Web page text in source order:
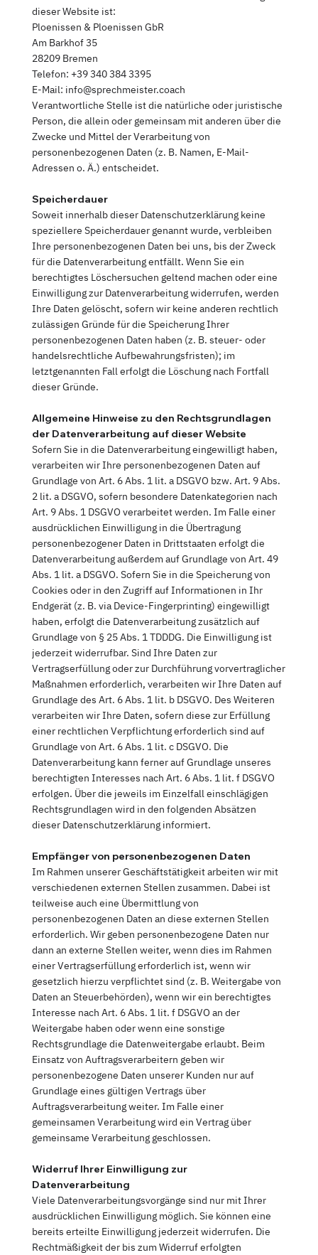
dieser Website ist:
Ploenissen & Ploenissen GbR
Am Barkhof 35
28209 Bremen
Telefon: +39 340 384 3395
E-Mail: info@sprechmeister.coach
Verantwortliche Stelle ist die natürliche oder juristische
Person, die allein oder gemeinsam mit anderen über die
Zwecke und Mittel der Verarbeitung von
personenbezogenen Daten (z. B. Namen, E-Mail-
Adressen o. Ä.) entscheidet.
Speicherdauer
Soweit innerhalb dieser Datenschutzerklärung keine
speziellere Speicherdauer genannt wurde, verbleiben
Ihre personenbezogenen Daten bei uns, bis der Zweck
für die Datenverarbeitung entfällt. Wenn Sie ein
berechtigtes Löschersuchen geltend machen oder eine
Einwilligung zur Datenverarbeitung widerrufen, werden
Ihre Daten gelöscht, sofern wir keine anderen rechtlich
zulässigen Gründe für die Speicherung Ihrer
personenbezogenen Daten haben (z. B. steuer- oder
handelsrechtliche Aufbewahrungsfristen); im
letztgenannten Fall erfolgt die Löschung nach Fortfall
dieser Gründe.
Allgemeine Hinweise zu den Rechtsgrundlagen
der Datenverarbeitung auf dieser Website
Sofern Sie in die Datenverarbeitung eingewilligt haben,
verarbeiten wir Ihre personenbezogenen Daten auf
Grundlage von Art. 6 Abs. 1 lit. a DSGVO bzw. Art. 9 Abs.
2 lit. a DSGVO, sofern besondere Datenkategorien nach
Art. 9 Abs. 1 DSGVO verarbeitet werden. Im Falle einer
ausdrücklichen Einwilligung in die Übertragung
personenbezogener Daten in Drittstaaten erfolgt die
Datenverarbeitung außerdem auf Grundlage von Art. 49
Abs. 1 lit. a DSGVO. Sofern Sie in die Speicherung von
Cookies oder in den Zugriff auf Informationen in Ihr
Endgerät (z. B. via Device-Fingerprinting) eingewilligt
haben, erfolgt die Datenverarbeitung zusätzlich auf
Grundlage von § 25 Abs. 1 TDDDG. Die Einwilligung ist
jederzeit widerrufbar. Sind Ihre Daten zur
Vertragserfüllung oder zur Durchführung vorvertraglicher
Maßnahmen erforderlich, verarbeiten wir Ihre Daten auf
Grundlage des Art. 6 Abs. 1 lit. b DSGVO. Des Weiteren
verarbeiten wir Ihre Daten, sofern diese zur Erfüllung
einer rechtlichen Verpflichtung erforderlich sind auf
Grundlage von Art. 6 Abs. 1 lit. c DSGVO. Die
Datenverarbeitung kann ferner auf Grundlage unseres
berechtigten Interesses nach Art. 6 Abs. 1 lit. f DSGVO
erfolgen. Über die jeweils im Einzelfall einschlägigen
Rechtsgrundlagen wird in den folgenden Absätzen
dieser Datenschutzerklärung informiert.
Empfänger von personenbezogenen Daten
Im Rahmen unserer Geschäftstätigkeit arbeiten wir mit
verschiedenen externen Stellen zusammen. Dabei ist
teilweise auch eine Übermittlung von
personenbezogenen Daten an diese externen Stellen
erforderlich. Wir geben personenbezogene Daten nur
dann an externe Stellen weiter, wenn dies im Rahmen
einer Vertragserfüllung erforderlich ist, wenn wir
gesetzlich hierzu verpflichtet sind (z. B. Weitergabe von
Daten an Steuerbehörden), wenn wir ein berechtigtes
Interesse nach Art. 6 Abs. 1 lit. f DSGVO an der
Weitergabe haben oder wenn eine sonstige
Rechtsgrundlage die Datenweitergabe erlaubt. Beim
Einsatz von Auftragsverarbeitern geben wir
personenbezogene Daten unserer Kunden nur auf
Grundlage eines gültigen Vertrags über
Auftragsverarbeitung weiter. Im Falle einer
gemeinsamen Verarbeitung wird ein Vertrag über
gemeinsame Verarbeitung geschlossen.
Widerruf Ihrer Einwilligung zur
Datenverarbeitung
Viele Datenverarbeitungsvorgänge sind nur mit Ihrer
ausdrücklichen Einwilligung möglich. Sie können eine
bereits erteilte Einwilligung jederzeit widerrufen. Die
Rechtmäßigkeit der bis zum Widerruf erfolgten